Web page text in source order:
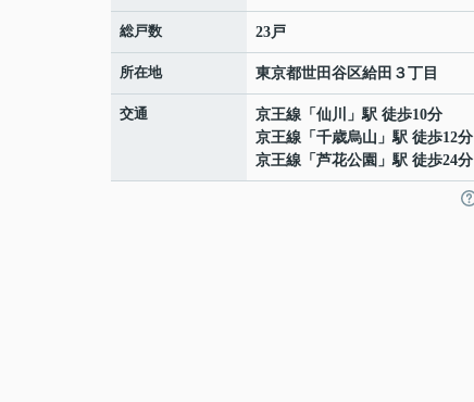
総戸数 23戸
所在地 東京都世田谷区給田 ３丁目
交通 京王線 「 仙川
」駅 徒歩10分
京王線 「 千歳烏山 」駅 徒歩12分
京王線 「 芦花公園 」駅 徒歩24分